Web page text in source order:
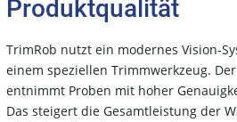
Produktqualität
TrimRob nutzt ein modernes Vision-
einem speziellen Trimmwerkzeug.
entnimmt Proben mit hoher
Das steigert die Gesamtleistung der